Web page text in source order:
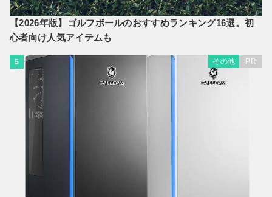
【2026年版】ゴルフボールのおすすめランキング16選。初
心者向け人気アイテムも
5 その他 PR